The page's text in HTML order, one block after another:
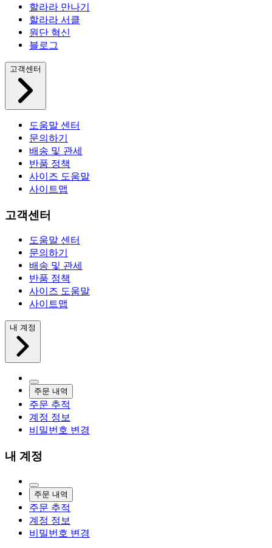
할라라 만나기
할라라 서클
원단 혁신
블로그
고객센터
도움말 센터
문의하기
배송 및 관세
반품 정책
사이즈 도움말
사이트맵
고객센터
도움말 센터
문의하기
배송 및 관세
반품 정책
사이즈 도움말
사이트맵
내 계정
주문 내역
주문 추적
계정 정보
비밀번호 변경
내 계정
주문 내역
주문 추적
계정 정보
비밀번호 변경